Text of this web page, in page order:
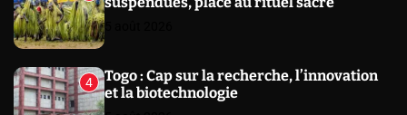
4
Togo : Cap sur la recherche, l’innovation
et la biotechnologie